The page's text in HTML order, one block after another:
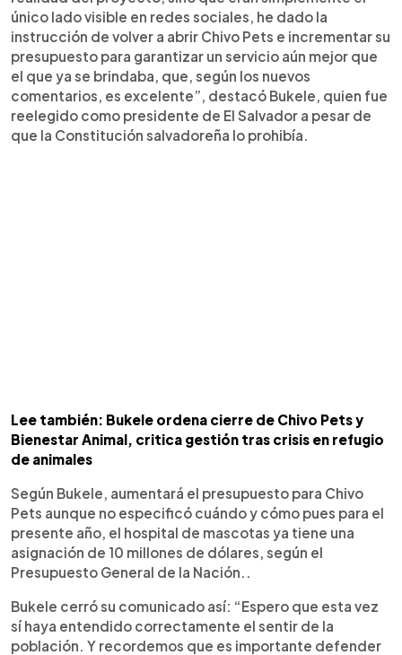
único lado visible en redes sociales, he dado la
instrucción de volver a abrir Chivo Pets e incrementar su
presupuesto para garantizar un servicio aún mejor que
el que ya se brindaba, que, según los nuevos
comentarios, es excelente”, destacó Bukele, quien fue
reelegido como presidente de El Salvador a pesar de
que la Constitución salvadoreña lo prohibía.
Lee también: Bukele ordena cierre de Chivo Pets y
Bienestar Animal, critica gestión tras crisis en refugio
de animales
Según Bukele, aumentará el presupuesto para Chivo
Pets aunque no especificó cuándo y cómo pues para el
presente año, el hospital de mascotas ya tiene una
asignación de 10 millones de dólares, según el
Presupuesto General de la Nación..
Bukele cerró su comunicado así: “Espero que esta vez
sí haya entendido correctamente el sentir de la
población. Y recordemos que es importante defender